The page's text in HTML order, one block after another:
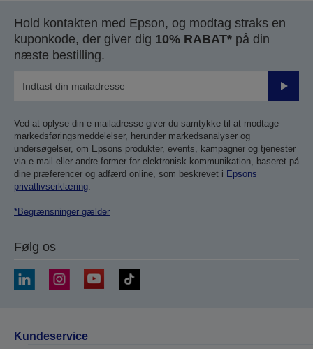
Hold kontakten med Epson, og modtag straks en
kuponkode, der giver dig 10% RABAT* på din
næste bestilling.
Send
Ved at oplyse din e-mailadresse giver du samtykke til at modtage
markedsføringsmeddelelser, herunder markedsanalyser og
undersøgelser, om Epsons produkter, events, kampagner og tjenester
via e-mail eller andre former for elektronisk kommunikation, baseret på
dine præferencer og adfærd online, som beskrevet i Epsons
privatlivserklæring.
*Begrænsninger gælder
Følg os
Kundeservice